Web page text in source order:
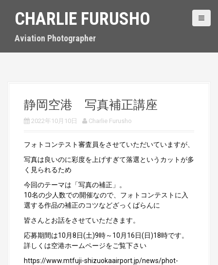
CHARLIE FURUSHO
Aviation Photographer
静岡空港 写真補正講座
2022年10月10日 Charlie Furusho
フォトコンテスト審査員をさせていただいていますが、
写真は良いのに彩度を上げすぎて落選というカットが多
く見られるため
今回のテーマは「写真の補正」。
10名の少人数での開催なので、フォトコンテストに入
選する作品の補正のコツなどざっくばらんに
皆さんとお話をさせていただきます。
応募期間は10月8日(土)9時～10月16日(日)18時です。
詳しくは空港ホームページをご覧下さい
https://www.mtfuji-shizuokaairport.jp/news/phot-